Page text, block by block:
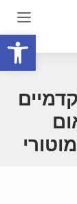
פתח